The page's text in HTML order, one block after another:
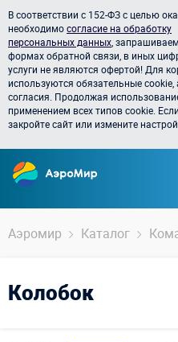
В соответствии с 152-ФЗ с целью
необходимосогласие на обработку
персональных данных ,
формах обратной связи, в иных
услуги не являются офертой! Для
используются обязательные
согласия. Продолжая
применением всех типов cookie.
закройте сайт или измените
Аэромир Каталог
Колобок